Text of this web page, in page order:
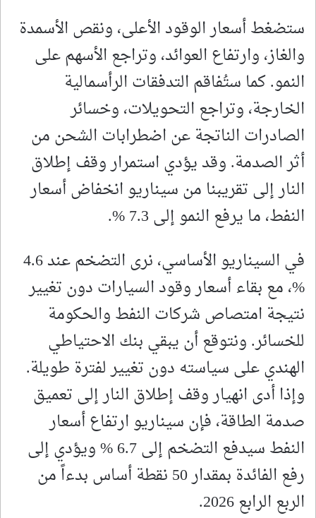
ستضغط أسعار الوقود الأعلى، ونقص الأسمدة
والغاز، وارتفاع العوائد، وتراجع الأسهم على
النمو. كما ستُفاقم التدفقات الرأسمالية
الخارجة، وتراجع التحويلات، وخسائر
الصادرات الناتجة عن اضطرابات الشحن من
أثر الصدمة. وقد يؤدي استمرار وقف إطلاق
النار إلى تقريبنا من سيناريو انخفاض أسعار
النفط، ما يرفع النمو إلى 7.3 %.
في السيناريو الأساسي، نرى التضخم عند 4.6
%، مع بقاء أسعار وقود السيارات دون تغيير
نتيجة امتصاص شركات النفط والحكومة
للخسائر. ونتوقع أن يبقي بنك الاحتياطي
الهندي على سياسته دون تغيير لفترة طويلة.
وإذا أدى انهيار وقف إطلاق النار إلى تعميق
صدمة الطاقة، فإن سيناريو ارتفاع أسعار
النفط سيدفع التضخم إلى 6.7 % ويؤدي إلى
رفع الفائدة بمقدار 50 نقطة أساس بدءاً من
الربع الرابع 2026.